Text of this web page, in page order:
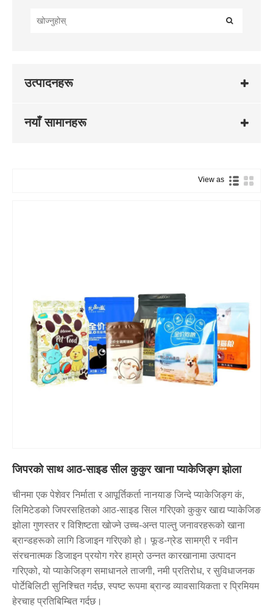
उत्पादनहरू
नयाँ सामानहरू
View as
जिपरको साथ आठ-साइड सील कुकुर खाना प्याकेजिङ्ग झोला
चीनमा एक पेशेवर निर्माता र आपूर्तिकर्ता नानयाङ जिन्दे प्याकेजिङ्ग कं,
लिमिटेडको जिपरसहितको आठ-साइड सिल गरिएको कुकुर खाद्य प्याकेजिङ
झोला गुणस्तर र विशिष्टता खोज्ने उच्च-अन्त पाल्तु जनावरहरूको खाना
ब्रान्डहरूको लागि डिजाइन गरिएको हो। फूड-ग्रेड सामग्री र नवीन
संरचनात्मक डिजाइन प्रयोग गरेर हाम्रो उन्नत कारखानामा उत्पादन
गरिएको, यो प्याकेजिङ्ग समाधानले ताजगी, नमी प्रतिरोध, र सुविधाजनक
पोर्टेबिलिटी सुनिश्चित गर्दछ, स्पष्ट रूपमा ब्रान्ड व्यावसायिकता र प्रिमियम
हेरचाह प्रतिबिम्बित गर्दछ।